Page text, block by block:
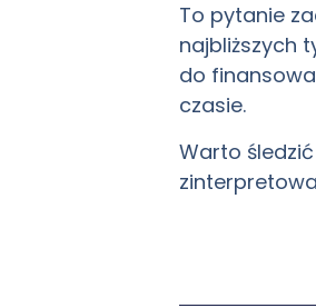
To pytanie
najbliższych
do
czasie.
Warto